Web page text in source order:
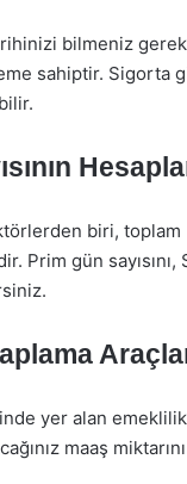
bilmeniz
sahiptir. Sigorta
biri, toplam
Prim gün
yer alan
maaş